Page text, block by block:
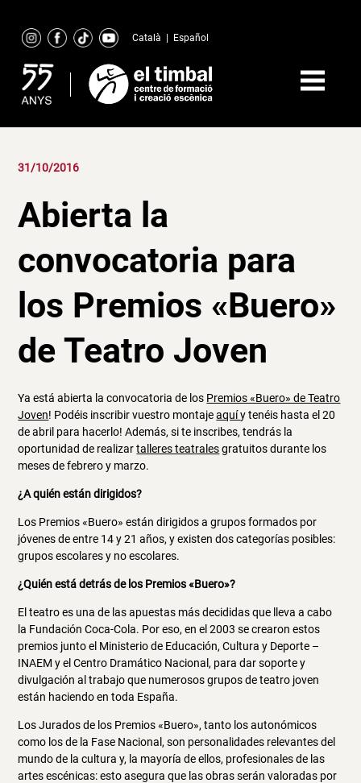
content
Català Español
31/10/2016
Abierta la
convocatoria para
los Premios «Buero»
de Teatro Joven
Ya está abierta la convocatoria de los Premios «Buero» de Teatro
Joven! Podéis inscribir vuestro montajeaquíy tenéis hasta el 20
de abril para hacerlo! Además, si te inscribes, tendrás la
oportunidad de realizartalleres teatralesgratuitos durante los
meses de febrero y marzo.
¿A quién están dirigidos?
Los Premios «Buero» están dirigidos a grupos formados por
jóvenes de entre 14 y 21 años, y existen dos categorías posibles:
grupos escolares y no escolares.
¿Quién está detrás de los Premios «Buero»?
El teatro es una de las apuestas más decididas que lleva a cabo
la Fundación Coca-Cola. Por eso, en el 2003 se crearon estos
premios junto el Ministerio de Educación, Cultura y Deporte –
INAEM y el Centro Dramático Nacional, para dar soporte y
divulgación al trabajo que numerosos grupos de teatro joven
están haciendo en toda España.
Los Jurados de los Premios «Buero», tanto los autonómicos
como los de la Fase Nacional, son personalidades relevantes del
mundo de la cultura y, la mayoría de ellos, profesionales de las
artes escénicas: esto asegura que las obras serán valoradas por